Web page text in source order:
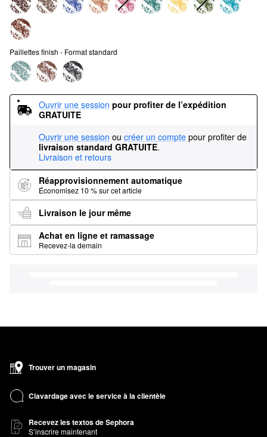
Paillettes finish - Format standard
Ouvrir une session pour profiter de l’expédition
GRATUITE
Ouvrir une session ou créer un compte pour profiter de
livraison standard GRATUITE.
Livraison et retours
Réapprovisionnement automatique
Économisez 10 % sur cet article
Livraison le jour même
Achat en ligne et ramassage
Recevez-la demain
Trouver un magasin
Clavardage avec le service à la clientèle
Recevez les textos de Sephora
S’inscrire maintenant